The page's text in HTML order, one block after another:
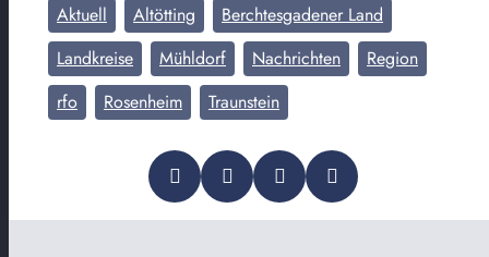
Aktuell Altötting
Berchtesgadener Land
Landkreise
Mühldorf Nachrichten
Region
rfo
Rosenheim Traunstein